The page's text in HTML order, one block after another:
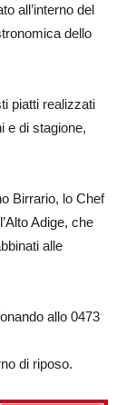
all’interno del
dello
piatti realizzati
e di stagione,
Birrario, lo Chef
Adige, che
alle
allo 0473
di riposo.